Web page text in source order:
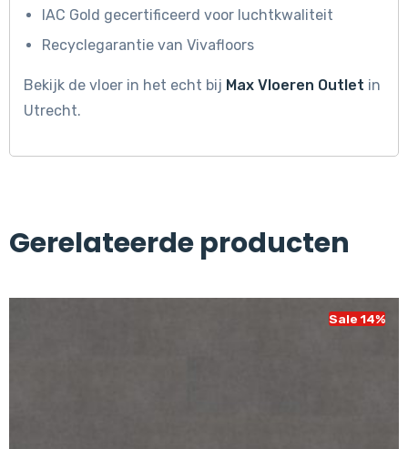
IAC Gold gecertificeerd voor luchtkwaliteit
Recyclegarantie van Vivafloors
Bekijk de vloer in het echt bij Max Vloeren Outlet in
Utrecht.
Gerelateerde producten
Sale 14%